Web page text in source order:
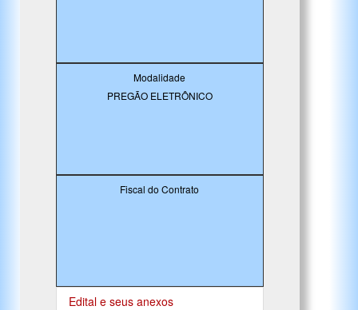
Modalidade
PREGÃO ELETRÔNICO
Fiscal do Contrato
Edital e seus anexos